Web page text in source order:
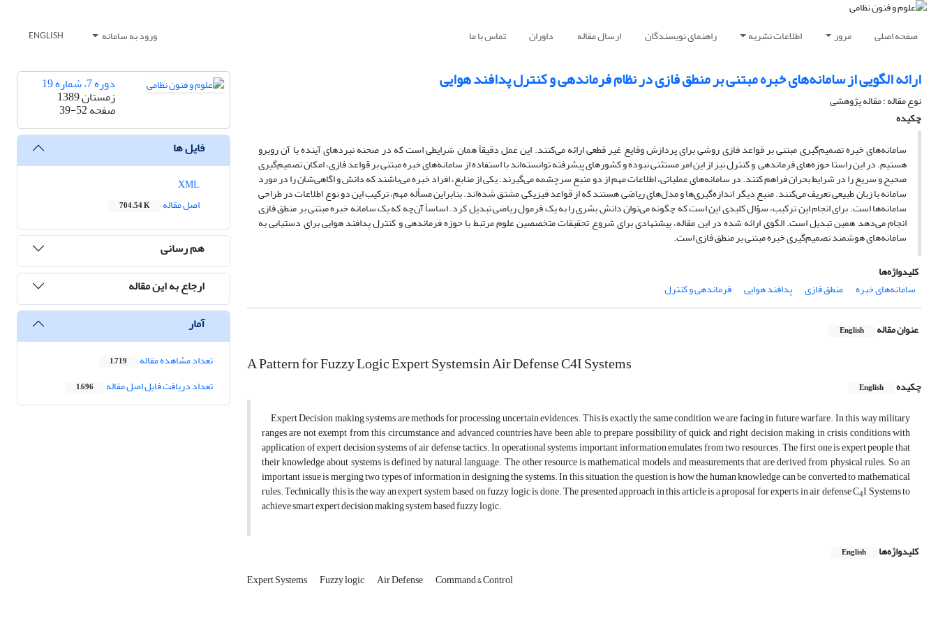
صفحه اصلی مرور اطلاعات نشریه راهنمای نویسندگان ارسال مقاله داوران تماس با ما ورود به سامانه ENGLISH
ارائه الگویی از سامانه‌های خبره مبتنی بر منطق فازی در نظام فرماندهی و کنترل پدافند هوایی
نوع مقاله : مقاله پژوهشی
چکیده
سامانه‌های خبره تصمیم‌گیری مبتنی بر قواعد فازی روشی برای پردازش وقایع غیر قطعی ارائه می‌کنند. این عمل دقیقاً همان شرایطی است که در صحنه نبردهای آینده با آن روبرو
هستیم. در این راستا حوزه‌های فرماندهی و کنترل نیز از این امر مستثنی نبوده و کشورهای پیشرفته توانسته‌اند با استفاده از سامانه‌های خبره مبتنی بر قواعد فازی، امکان تصمیم‌گیری
صحیح و سریع را در شرایط بحران فراهم کنند. در سامانه‌های عملیاتی، اطلاعات مهم از دو منبع سرچشمه می‌گیرند. یکی از منابع، افراد خبره می‌باشند که دانش و اگاهی‌شان را در مورد
سامانه با زبان طبیعی تعریف می‌کنند. منبع دیگر اندازه‌گیری‌ها و مدل‌های ریاضی هستند که از قواعد فیزیکی مشتق شده‌اند. بنابراین مسأله مهم، ترکیب این دو نوع اطلاعات در طراحی
سامانه‌ها است. برای انجام این ترکیب، سؤال کلیدی این است که چگونه می‌توان دانش بشری را به یک فرمول ریاضی تبدیل کرد. اساساً آن‌چه که یک سامانه خبره مبتنی بر منطق فازی
انجام می‌دهد همین تبدیل است. الگوی ارائه شده در این مقاله، پیشنهادی برای شروع تحقیقات متخصصین علوم مرتبط با حوزه فرماندهی و کنترل پدافند هوایی برای دستیابی به
سامانه‌های هوشمند تصمیم‌گیری خبره مبتنی بر منطق فازی است.
کلیدواژه‌ها
سامانه‌های خبره
منطق فازی پدافند هوایی فرماندهی و کنترل
عنوان مقاله English
A Pattern for Fuzzy Logic Expert Systemsin Air Defense C4I Systems
چکیده English
Expert Decision making systems are methods for processing uncertain evidences. This is exactly the same condition we are facing in future warfare. In this way military
ranges are not exempt from this circumstance and advanced countries have been able to prepare possibility of quick and right decision making in crisis conditions with
application of expert decision systems of air defense tactics. In operational systems important information emulates from two resources. The first one is expert people that
their knowledge about systems is defined by natural language. The other resource is mathematical models and measurements that are derived from physical rules. So an
important issue is merging two types of information in designing the systems. In this situation, the question is how the human knowledge can be converted to mathematical
rules. Technically this is the way an expert system based on fuzzy logic is done. The presented approach in this article is a proposal for experts in air defense C4I Systems to
achieve smart expert decision making system based fuzzy logic.
کلیدواژه‌ها English
Expert Systems Fuzzy logic Air Defense Command & Control
دوره 7، شماره 19
زمستان 1389
صفحه39-52
فایل ها
اصل مقاله
704.54 K
هم رسانی
ارجاع به این مقاله
آمار
تعداد مشاهده مقاله 1,719
تعداد دریافت فایل اصل مقاله 1,696